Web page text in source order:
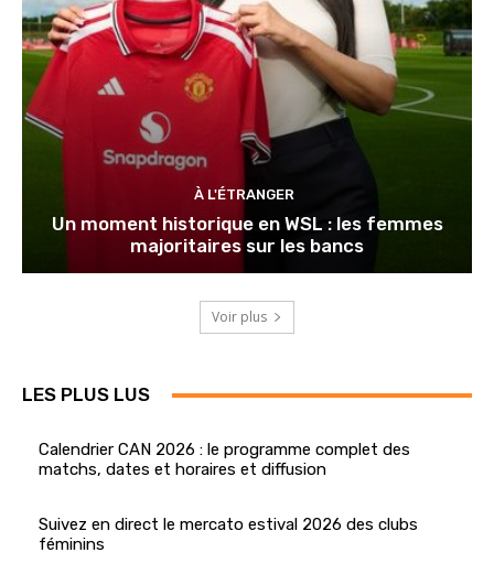
À L'ÉTRANGER
Un moment historique en WSL : les femmes
majoritaires sur les bancs
Voir plus
LES PLUS LUS
Calendrier CAN 2026 : le programme complet des
matchs, dates et horaires et diffusion
Suivez en direct le mercato estival 2026 des clubs
féminins